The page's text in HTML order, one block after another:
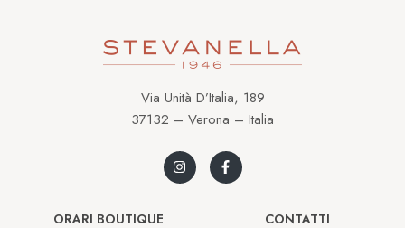
Via Unità D’Italia, 189
37132 – Verona – Italia
ORARI BOUTIQUE
CONTATTI